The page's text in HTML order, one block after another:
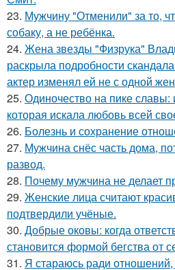
23. Мужчину "Отменили" за то,
собаку, а не ребёнка.
24. Жена звезды "Физрука"
раскрыла подробности
актер изменял ей не с одной
25. Одиночество на пике
которая искала любовь всей
26. Болезнь и сохранение
27. Мужчина снёс часть дома,
развод.
28. Почему мужчина не делает
29. Женские лица считают
подтвердили учёные.
30. Добрые оковы: когда
становится формой бегства от
31. Я стараюсь ради